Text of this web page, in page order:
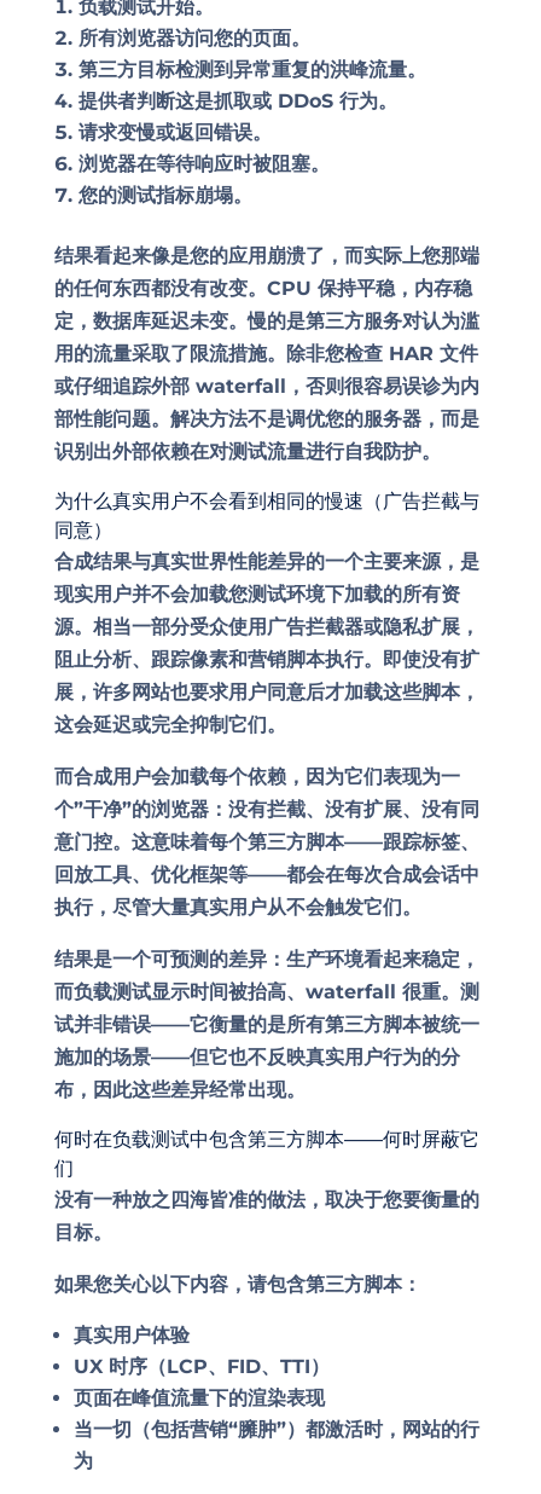
负载测试开始。
所有浏览器访问您的页面。
第三方目标检测到异常重复的洪峰流量。
提供者判断这是抓取或 DDoS 行为。
请求变慢或返回错误。
浏览器在等待响应时被阻塞。
您的测试指标崩塌。
结果看起来像是您的应用崩溃了，而实际上您那端
的任何东西都没有改变。CPU 保持平稳，内存稳
定，数据库延迟未变。慢的是第三方服务对认为滥
用的流量采取了限流措施。除非您检查 HAR 文件
或仔细追踪外部 waterfall，否则很容易误诊为内
部性能问题。解决方法不是调优您的服务器，而是
识别出外部依赖在对测试流量进行自我防护。
为什么真实用户不会看到相同的慢速（广告拦截与
同意）
合成结果与真实世界性能差异的一个主要来源，是
现实用户并不会加载您测试环境下加载的所有资
源。相当一部分受众使用广告拦截器或隐私扩展，
阻止分析、跟踪像素和营销脚本执行。即使没有扩
展，许多网站也要求用户同意后才加载这些脚本，
这会延迟或完全抑制它们。
而合成用户会加载每个依赖，因为它们表现为一
个”干净”的浏览器：没有拦截、没有扩展、没有同
意门控。这意味着每个第三方脚本——跟踪标签、
回放工具、优化框架等——都会在每次合成会话中
执行，尽管大量真实用户从不会触发它们。
结果是一个可预测的差异：生产环境看起来稳定，
而负载测试显示时间被抬高、waterfall 很重。测
试并非错误——它衡量的是所有第三方脚本被统一
施加的场景——但它也不反映真实用户行为的分
布，因此这些差异经常出现。
何时在负载测试中包含第三方脚本——何时屏蔽它
们
没有一种放之四海皆准的做法，取决于您要衡量的
目标。
如果您关心以下内容，请包含第三方脚本：
真实用户体验
UX 时序（LCP、FID、TTI）
页面在峰值流量下的渲染表现
当一切（包括营销“臃肿”）都激活时，网站的行
为